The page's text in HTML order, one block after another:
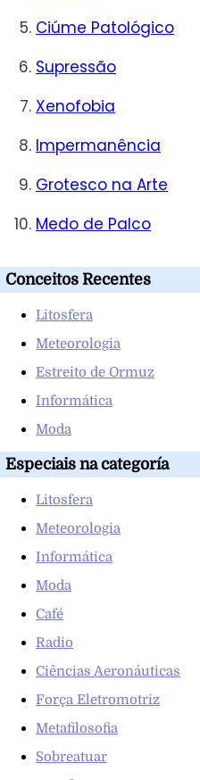
Ciúme Patológico
Supressão
Xenofobia
Impermanência
Grotesco na Arte
Medo de Palco
Conceitos Recentes
Litosfera
Meteorologia
Estreito de Ormuz
Informática
Moda
Especiais na categoría
Litosfera
Meteorologia
Informática
Moda
Café
Radio
Ciências Aeronáuticas
Força Eletromotriz
Metafilosofia
Sobreatuar